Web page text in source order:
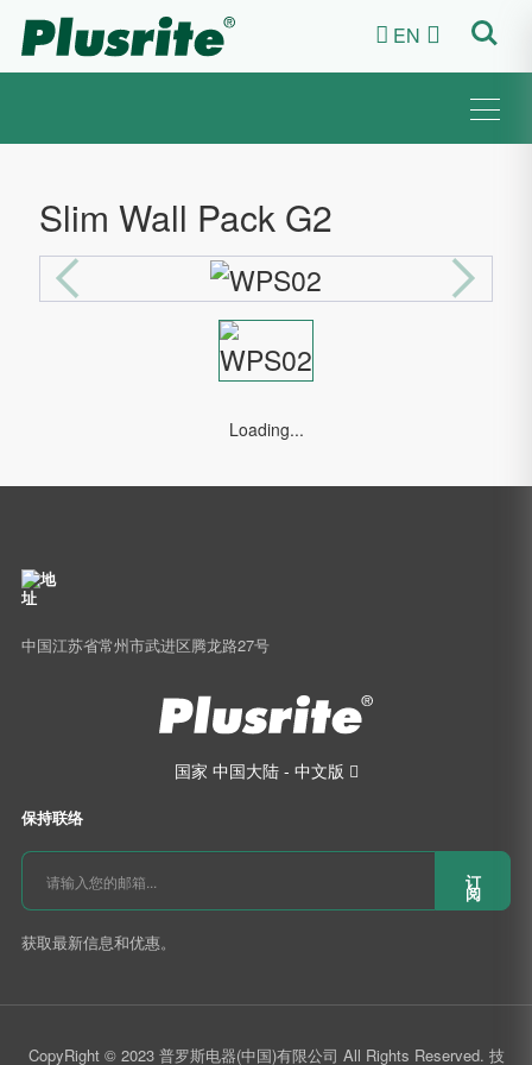
 EN 
Slim Wall Pack G2
Loading...
中国江苏省常州市武进区腾龙路27号
国家 中国大陆 - 中文版 
保持联络
订
阅
获取最新信息和优惠。
CopyRight © 2023 普罗斯电器(中国)有限公司 All Rights Reserved. 技